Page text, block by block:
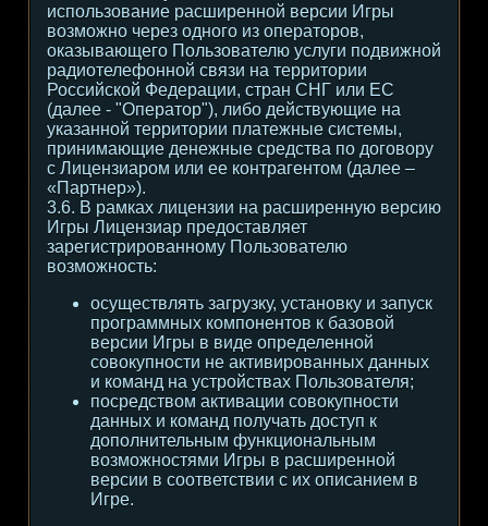
использование расширенной версии Игры
возможно через одного из операторов,
оказывающего Пользователю услуги подвижной
радиотелефонной связи на территории
Российской Федерации, стран СНГ или ЕС
(далее - "Оператор"), либо действующие на
указанной территории платежные системы,
принимающие денежные средства по договору
с Лицензиаром или ее контрагентом (далее –
«Партнер»).
3.6. В рамках лицензии на расширенную версию
Игры Лицензиар предоставляет
зарегистрированному Пользователю
возможность:
осуществлять загрузку, установку и запуск
программных компонентов к базовой
версии Игры в виде определенной
совокупности не активированных данных
и команд на устройствах Пользователя;
посредством активации совокупности
данных и команд получать доступ к
дополнительным функциональным
возможностями Игры в расширенной
версии в соответствии с их описанием в
Игре.